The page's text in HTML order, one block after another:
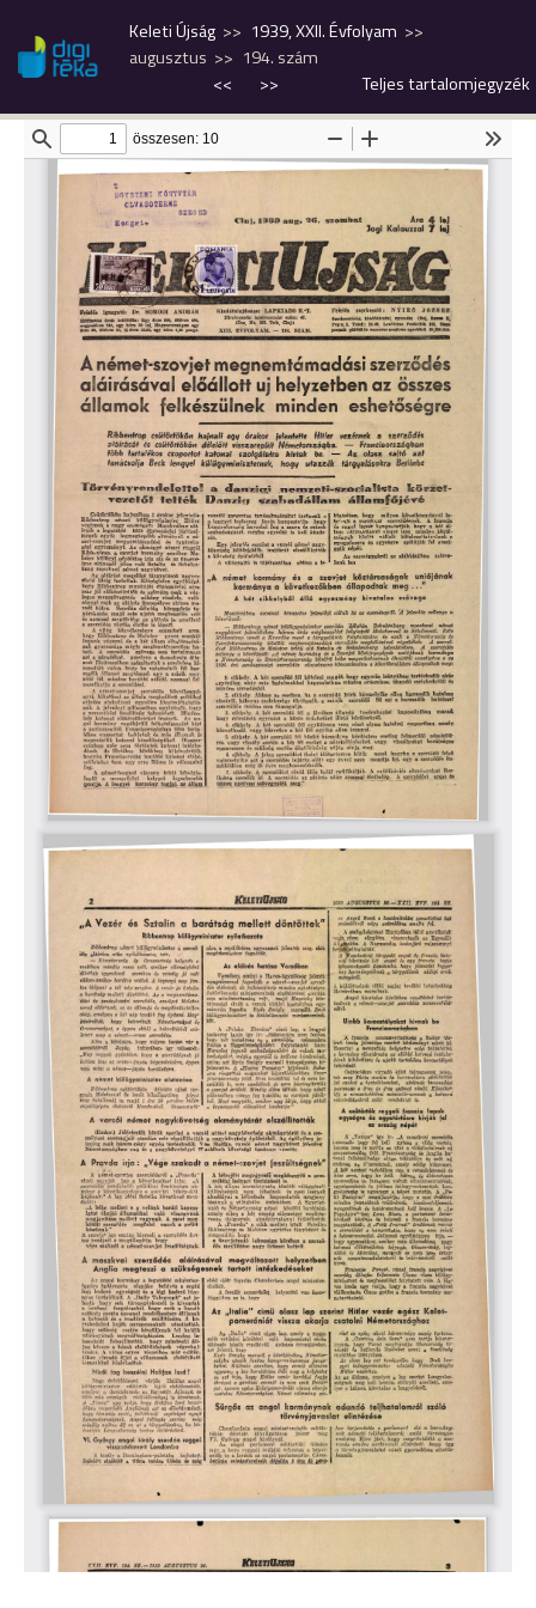
Keleti Újság
1939, XXII. Évfolyam
augusztus
194. szám
<<
>> Teljes tartalomjegyzék